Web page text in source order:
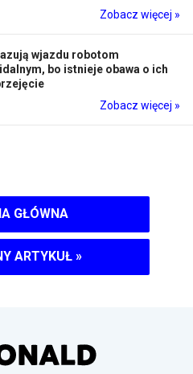
Zobacz więcej »
wjazdu robotom
bo istnieje obawa o ich
Zobacz więcej »
GŁÓWNA
ARTYKUŁ »